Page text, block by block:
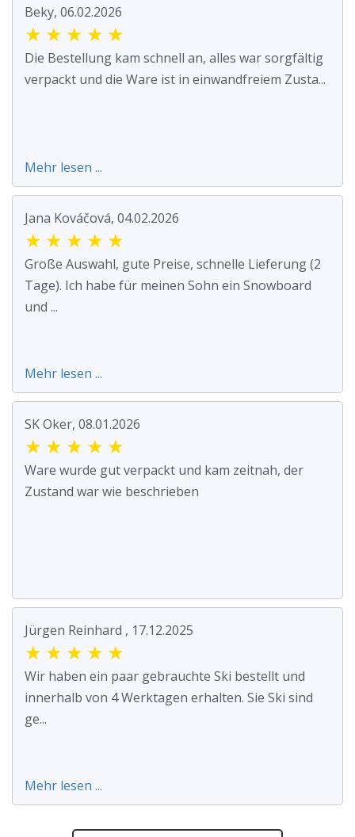
Beky, 06.02.2026
★ ★ ★ ★ ★
Die Bestellung kam schnell an, alles war sorgfältig
verpackt und die Ware ist in einwandfreiem Zusta...
Mehr lesen ...
Jana Kováčová, 04.02.2026
★ ★ ★ ★ ★
Große Auswahl, gute Preise, schnelle Lieferung (2
Tage). Ich habe für meinen Sohn ein Snowboard
und ...
Mehr lesen ...
SK Oker, 08.01.2026
★ ★ ★ ★ ★
Ware wurde gut verpackt und kam zeitnah, der
Zustand war wie beschrieben
Jürgen Reinhard , 17.12.2025
★ ★ ★ ★ ★
Wir haben ein paar gebrauchte Ski bestellt und
innerhalb von 4 Werktagen erhalten. Sie Ski sind
ge...
Mehr lesen ...